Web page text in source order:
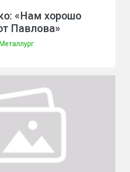
«Нам хорошо
Павлова»
Металлург